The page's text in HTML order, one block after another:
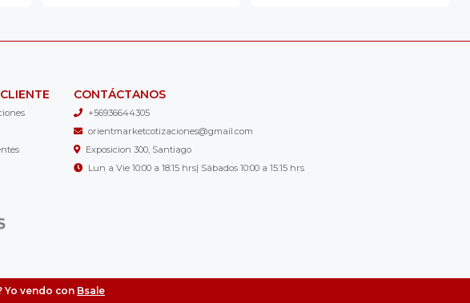
CONTÁCTANOS
+56936644305
orientmarketcotizaciones@gmail.com
Exposicion 300, Santiago
Lun a Vie 10:00 a 18:15 hrs| Sábados 10:00 a 15:15 hrs
Yo vendo con Bsale